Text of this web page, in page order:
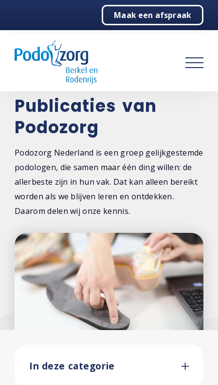
Maak een afspraak
Podologie
Over ons
Contact
Publicaties van
Podozorg
Podozorg Nederland is een groep gelijkgestemde
podologen, die samen maar één ding willen: de
allerbeste zijn in hun vak. Dat kan alleen bereikt
worden als we blijven leren en ontdekken.
Daarom delen wij onze kennis.
In deze categorie